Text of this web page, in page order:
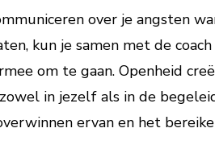
over je angsten
kun je samen met de
om te gaan. Openheid
in jezelf als in de
ervan en het